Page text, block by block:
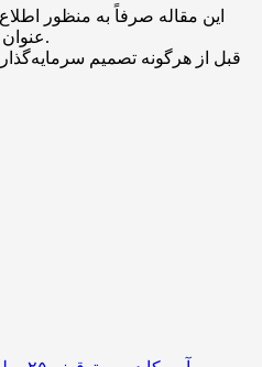
این مقاله صرفاً به منظور
عنوان توصیه سرمایه‌گذاری تلقی شود.
قبل از هرگونه تصمیم